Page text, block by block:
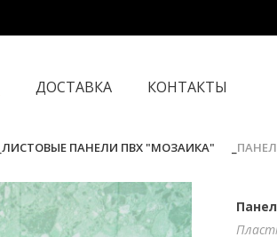
ДОСТАВКА КОНТАКТЫ
ЛИСТОВЫЕ ПАНЕЛИ ПВХ "МОЗАИКА"